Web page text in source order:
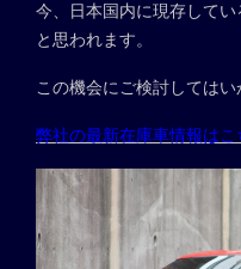
今、日本国内に現存して
と思われます。
この機会にご検討してはい
弊社の最新在庫車情報はこ